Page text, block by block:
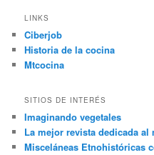
LINKS
Ciberjob
Historia de la cocina
Mtcocina
SITIOS DE INTERÉS
Imaginando vegetales
La mejor revista dedicada al
Misceláneas Etnohistóricas